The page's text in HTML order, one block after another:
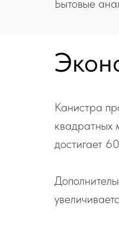
Бытовые
Канистра
квадратных
достигает